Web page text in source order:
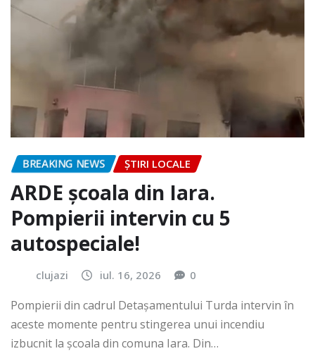
BREAKING NEWS ȘTIRI LOCALE
ARDE școala din Iara.
Pompierii intervin cu 5
autospeciale!
clujazi iul. 16, 2026 0
Pompierii din cadrul Detașamentului Turda intervin în
aceste momente pentru stingerea unui incendiu
izbucnit la școala din comuna Iara. Din…